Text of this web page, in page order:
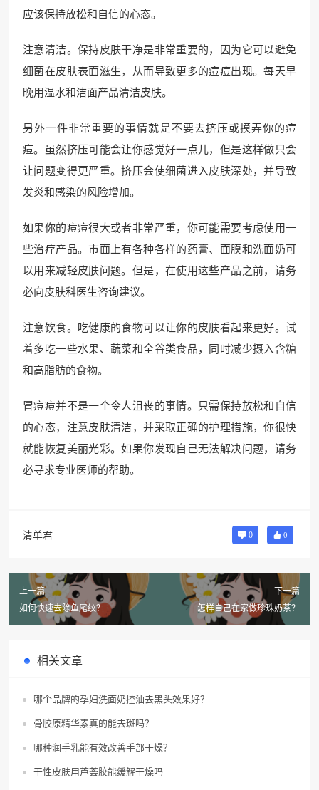
应该保持放松和自信的心态。
注意清洁。保持皮肤干净是非常重要的，因为它可以避免
细菌在皮肤表面滋生，从而导致更多的痘痘出现。每天早
晚用温水和洁面产品清洁皮肤。
另外一件非常重要的事情就是不要去挤压或摸弄你的痘
痘。虽然挤压可能会让你感觉好一点儿，但是这样做只会
让问题变得更严重。挤压会使细菌进入皮肤深处，并导致
发炎和感染的风险增加。
如果你的痘痘很大或者非常严重，你可能需要考虑使用一
些治疗产品。市面上有各种各样的药膏、面膜和洗面奶可
以用来减轻皮肤问题。但是，在使用这些产品之前，请务
必向皮肤科医生咨询建议。
注意饮食。吃健康的食物可以让你的皮肤看起来更好。试
着多吃一些水果、蔬菜和全谷类食品，同时减少摄入含糖
和高脂肪的食物。
冒痘痘并不是一个令人沮丧的事情。只需保持放松和自信
的心态，注意皮肤清洁，并采取正确的护理措施，你很快
就能恢复美丽光彩。如果你发现自己无法解决问题，请务
必寻求专业医师的帮助。
清单君 0 0
上一篇
如何快速去除鱼尾纹？
下一篇
怎样自己在家做珍珠奶茶？
相关文章
哪个品牌的孕妇洗面奶控油去黑头效果好？
骨胶原精华素真的能去斑吗？
哪种润手乳能有效改善手部干燥？
干性皮肤用芦荟胶能缓解干燥吗